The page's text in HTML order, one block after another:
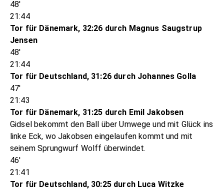
48'
21:44
Tor für Dänemark, 32:26 durch Magnus Saugstrup
Jensen
48'
21:44
Tor für Deutschland, 31:26 durch Johannes Golla
47'
21:43
Tor für Dänemark, 31:25 durch Emil Jakobsen
Gidsel bekommt den Ball über Umwege und mit Glück ins
linke Eck, wo Jakobsen eingelaufen kommt und mit
seinem Sprungwurf Wolff überwindet.
46'
21:41
Tor für Deutschland, 30:25 durch Luca Witzke